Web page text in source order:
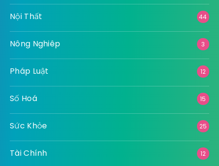
Nội Thất 44
Nông Nghiêp 3
Pháp Luật 12
Số Hoá 15
Sức Khỏe 25
Tài Chính 12